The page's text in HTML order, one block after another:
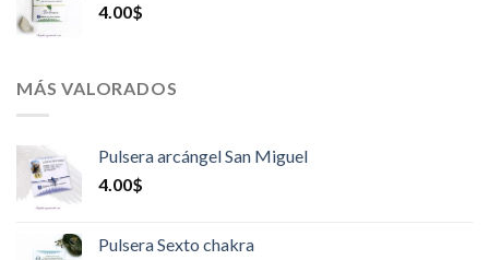
4.00$
MÁS VALORADOS
Pulsera arcángel San Miguel
4.00$
Pulsera Sexto chakra